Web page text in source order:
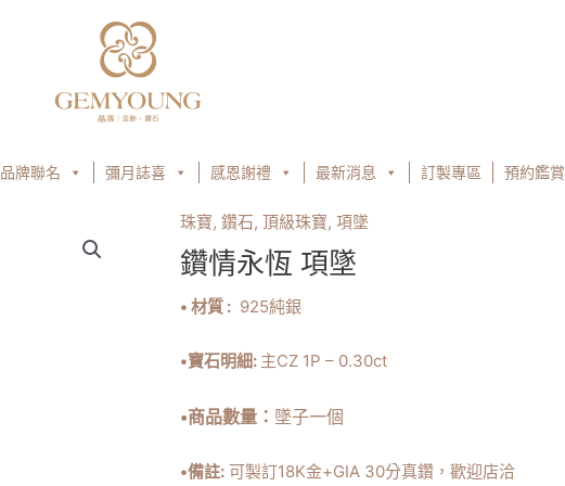
品牌聯名 彌月誌喜 感恩謝禮 最新消息 訂製專區 預約鑑賞
珠寶, 鑽石, 頂級珠寶, 項墜
鑽情永恆 項墜
• 材質 : 925純銀
•寶石明細: 主CZ 1P – 0.30ct
•商品數量： 墜子一個
•備註: 可製訂18K金+GIA 30分真鑽，歡迎店洽